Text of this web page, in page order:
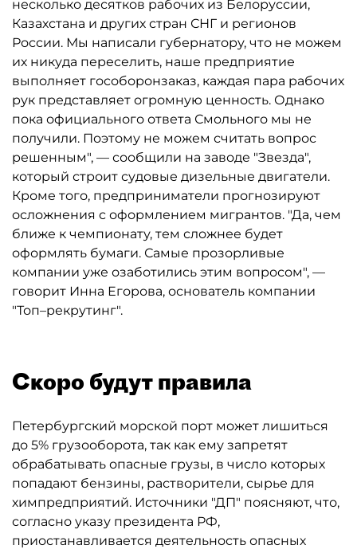
несколько десятков рабочих из Белоруссии,
Казахстана и других стран СНГ и регионов
России. Мы написали губернатору, что не можем
их никуда переселить, наше предприятие
выполняет гособоронзаказ, каждая пара рабочих
рук представляет огромную ценность. Однако
пока официального ответа Смольного мы не
получили. Поэтому не можем считать вопрос
решенным", — сообщили на заводе "Звезда",
который строит судовые дизельные двигатели.
Кроме того, предприниматели прогнозируют
осложнения с оформлением мигрантов. "Да, чем
ближе к чемпионату, тем сложнее будет
оформлять бумаги. Самые прозорливые
компании уже озаботились этим вопросом", —
говорит Инна Егорова, основатель компании
"Топ–рекрутинг".
Скоро будут правила
Петербургский морской порт может лишиться
до 5% грузооборота, так как ему запретят
обрабатывать опасные грузы, в число которых
попадают бензины, растворители, сырье для
химпредприятий. Источники "ДП" поясняют, что,
согласно указу президента РФ,
приостанавливается деятельность опасных